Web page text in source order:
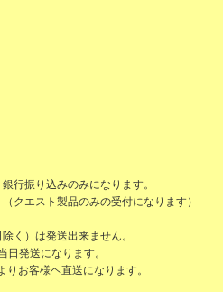
振り込みのみになります。
エスト製品のみの受付になります）
く）は発送出来ません。
発送になります。
お客様ヘ直送になります。